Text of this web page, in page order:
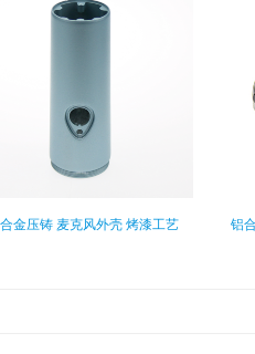
金压铸 麦克风外壳 烤漆工艺 铝